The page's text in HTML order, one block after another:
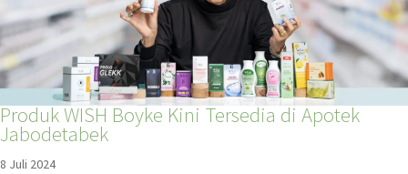
Produk WISH Boyke Kini Tersedia di Apotek
Jabodetabek
8 Juli 2024